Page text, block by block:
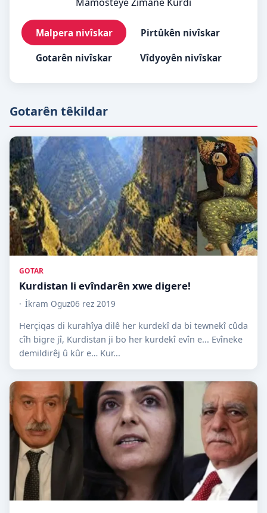
Malpera nivîskar Pirtûkên nivîskar
Gotarên nivîskar Vîdyoyên nivîskar
Gotarên têkildar
GOTAR
Kurdistan li evîndarên xwe digere!
İkram Oguz06 rez 2019
Herçiqas di kurahîya dilê her kurdekî da bi tewnekî cûda
cîh bigre jî, Kurdistan ji bo her kurdekî evîn e... Evîneke
demildirêj û kûr e… Kur...